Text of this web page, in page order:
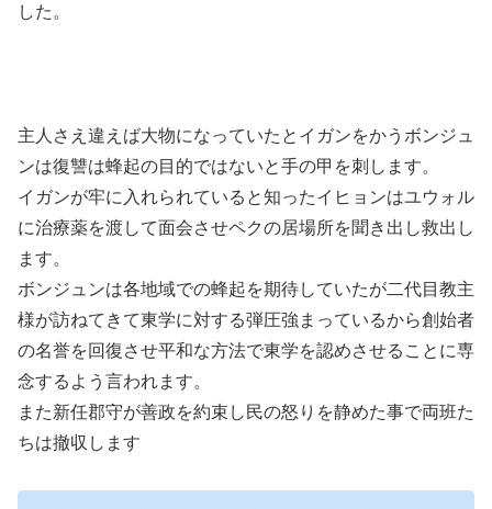
した。
主人さえ違えば大物になっていたとイガンをかうボンジュ
ンは復讐は蜂起の目的ではないと手の甲を刺します。
イガンが牢に入れられていると知ったイヒョンはユウォル
に治療薬を渡して面会させペクの居場所を聞き出し救出し
ます。
ボンジュンは各地域での蜂起を期待していたが二代目教主
様が訪ねてきて東学に対する弾圧強まっているから創始者
の名誉を回復させ平和な方法で東学を認めさせることに専
念するよう言われます。
また新任郡守が善政を約束し民の怒りを静めた事で両班た
ちは撤収します